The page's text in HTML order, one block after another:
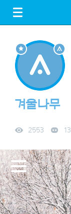
FREE DOWNLOAD
겨울나무
2553 13